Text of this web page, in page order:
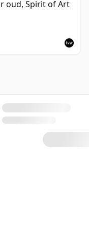
oud, Spirit of Art